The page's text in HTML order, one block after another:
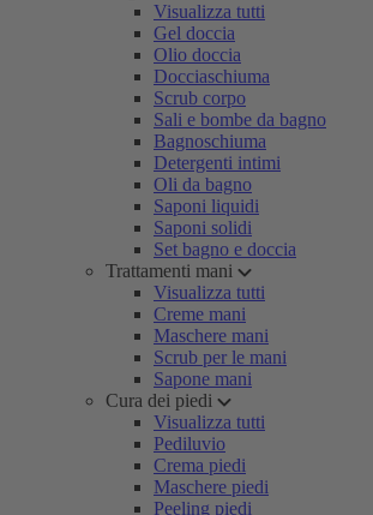
Visualizza tutti
Gel doccia
Olio doccia
Docciaschiuma
Scrub corpo
Sali e bombe da bagno
Bagnoschiuma
Detergenti intimi
Oli da bagno
Saponi liquidi
Saponi solidi
Set bagno e doccia
Trattamenti mani
Visualizza tutti
Creme mani
Maschere mani
Scrub per le mani
Sapone mani
Cura dei piedi
Visualizza tutti
Pediluvio
Crema piedi
Maschere piedi
Peeling piedi